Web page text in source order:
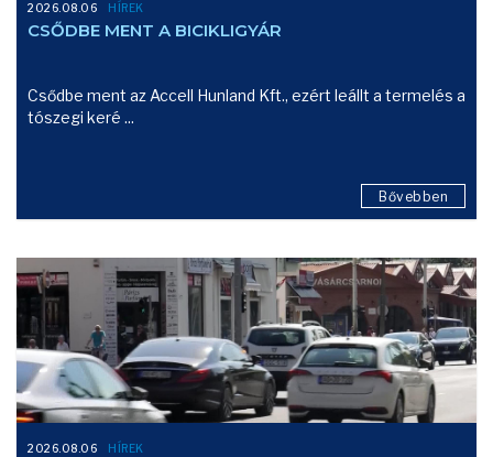
2026.08.06 HÍREK
CSŐDBE MENT A BICIKLIGYÁR
Csődbe ment az Accell Hunland Kft., ezért leállt a termelés a
tószegi keré ...
Bővebben
2026.08.06 HÍREK